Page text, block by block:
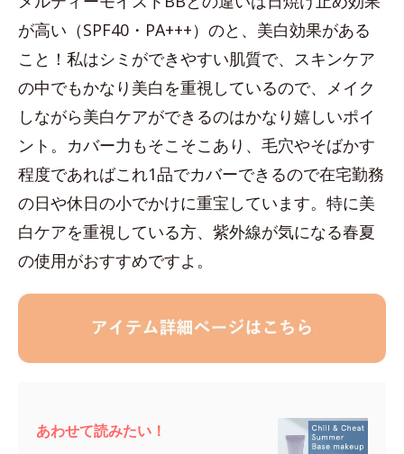
が高い（SPF40・PA+++）のと、美白効果がある
こと！私はシミができやすい肌質で、スキンケア
の中でもかなり美白を重視しているので、メイク
しながら美白ケアができるのはかなり嬉しいポイ
ント。カバー力もそこそこあり、毛穴やそばかす
程度であればこれ1品でカバーできるので在宅勤務
の日や休日の小でかけに重宝しています。特に美
白ケアを重視している方、紫外線が気になる春夏
の使用がおすすめですよ。
あわせて読みたい！